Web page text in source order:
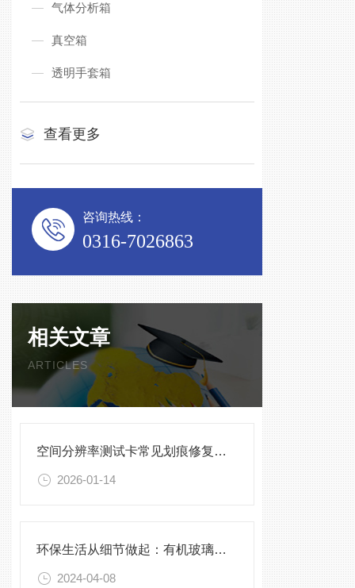
气体分析箱
真空箱
透明手套箱
查看更多
咨询热线：
0316-7026863
相关文章
ARTICLES
空间分辨率测试卡常见划痕修复与清洁保存方法
2026-01-14
环保生活从细节做起：有机玻璃密封箱的使用指南
2024-04-08